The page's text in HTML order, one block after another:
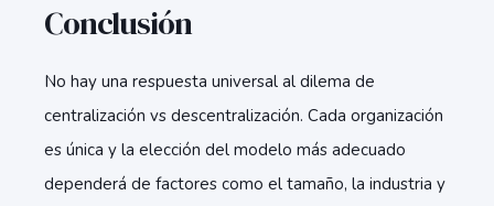
Conclusión
No hay una respuesta universal al dilema de
centralización vs descentralización. Cada organización
es única y la elección del modelo más adecuado
dependerá de factores como el tamaño, la industria y